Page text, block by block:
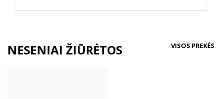
NESENIAI ŽIŪRĖTOS VISOS PREKĖS